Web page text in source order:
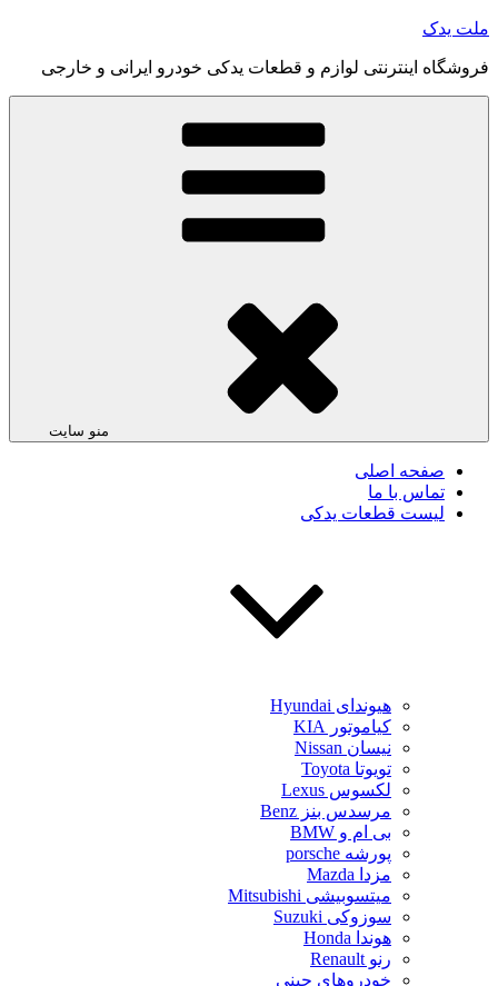
رفتن
محتوا
ملت یدک
فروشگاه اینترنتی لوازم و قطعات یدکی خودرو ایرانی و خارجی
منو سایت
صفحه اصلی
تماس با ما
لیست قطعات یدکی
هیوندای Hyundai
کیاموتور KIA
نیسان Nissan
تویوتا Toyota
لکسوس Lexus
مرسدس بنز Benz
بی ام و BMW
پورشه porsche
مزدا Mazda
میتسوبیشی Mitsubishi
سوزوکی Suzuki
هوندا Honda
رنو Renault
خودروهای چینی